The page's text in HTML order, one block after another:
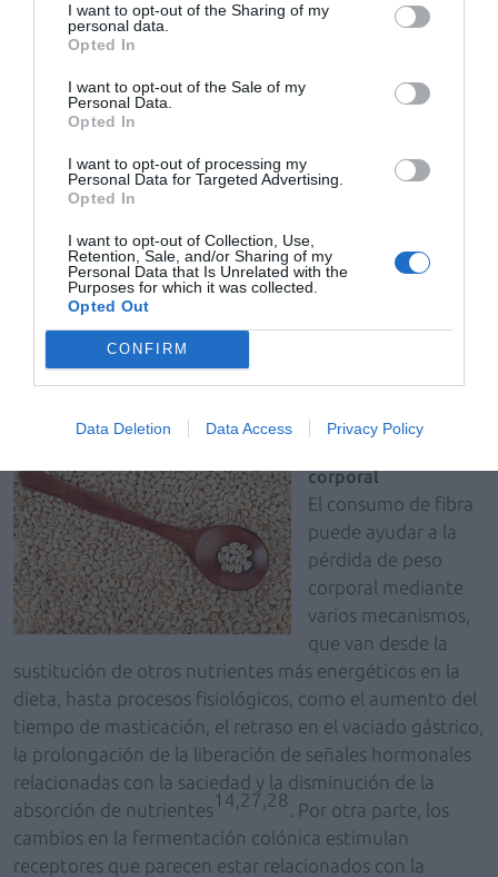
I want to opt-out of the Sharing of my
personal data.
Opted In
I want to opt-out of the Sale of my
Personal Data.
Opted In
I want to opt-out of processing my
Personal Data for Targeted Advertising.
Opted In
I want to opt-out of Collection, Use,
Retention, Sale, and/or Sharing of my
Personal Data that Is Unrelated with the
Purposes for which it was collected.
Opted Out
CONFIRM
Data Deletion Data Access Privacy Policy
las sustancias asociadas a la matriz polisacárida. Así, el
consumo de frutas, verduras, legumbres y cereales se
que estos alimentos se caracterizan también por su
contenido en vitaminas, minerales y otros
A partir de la evidencia procedente de varios estudios
de cohortes, se puede afirmar que las dietas ricas en
fibra, específicamente la procedente de cereales y
vegetales con alto contenido en porción insoluble, se
asocian a un menor riesgo de enfermedad
cardiovascular y coronaria; por su parte, las dietas ricas
en frutas se asocian a un menor riesgo de enfermedad
26
corporal
El consumo de fibra
puede ayudar a la
pérdida de peso
corporal mediante
varios mecanismos,
que van desde la
sustitución de otros nutrientes más energéticos en la
dieta, hasta procesos fisiológicos, como el aumento del
tiempo de masticación, el retraso en el vaciado gástrico,
la prolongación de la liberación de señales hormonales
relacionadas con la saciedad y la disminución de la
absorción de nutrientes14,27,28
. Por otra parte, los
cambios en la fermentación colónica estimulan
receptores que parecen estar relacionados con la